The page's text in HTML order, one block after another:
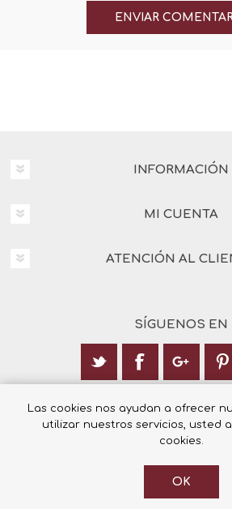
INFORMACIÓN
MI CUENTA
ATENCIÓN AL
SÍGUENOS EN
Calle Italia 6, 03003
+34 965 12 23
Las cookies nos ayudan a ofrecer
utilizar nuestros servicios, usted
cookies.
OK